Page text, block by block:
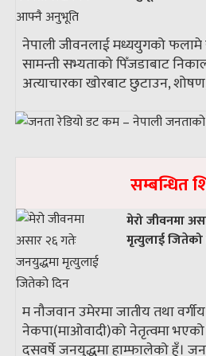
नेपाली जीवनलाई मध्ययुगको फलामे
सामन्ती सभ्यताको पिँजडाबाट
अत्याचारका खोरबाट छुटाउन,
सम्बन्धित
मेरो जीवनमा
मृत्युलाई जितेको
म नौजवान उमेरमा जातीय तथा
नेकपा(माओवादी)को नेतृत्वमा भएको
दसवर्षे जनयुद्धमा हाम्फालेको हुँ।